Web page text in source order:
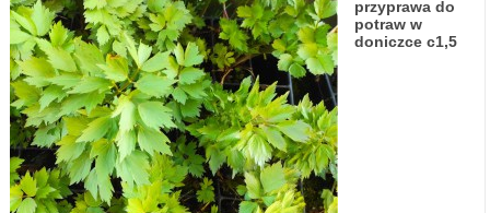
przyprawa do
potraw w
doniczce c1,5